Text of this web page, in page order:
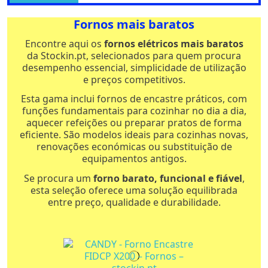
Lavar Loiça - 60Cm
Maquina Lavar Louça Orima Or-15-402-w
Orima
231003
Adicionar ao Carrinho
Fornos mais baratos
Encontre aqui os fornos elétricos mais baratos
da Stockin.pt, selecionados para quem procura
desempenho essencial, simplicidade de utilização
e preços competitivos.
Esta gama inclui fornos de encastre práticos, com
funções fundamentais para cozinhar no dia a dia,
aquecer refeições ou preparar pratos de forma
eficiente. São modelos ideais para cozinhas novas,
renovações económicas ou substituição de
equipamentos antigos.
Se procura um forno barato, funcional e fiável,
esta seleção oferece uma solução equilibrada
entre preço, qualidade e durabilidade.